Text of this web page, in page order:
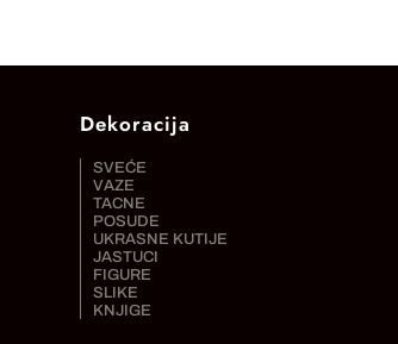
Dekoracija
SVEĆE
VAZE
TACNE
POSUDE
UKRASNE KUTIJE
JASTUCI
FIGURE
SLIKE
KNJIGE